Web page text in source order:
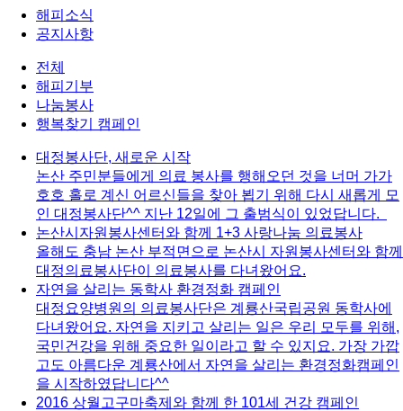
해피소식
공지사항
전체
해피기부
나눔봉사
행복찾기 캠페인
대정봉사단, 새로운 시작
논산 주민분들에게 의료 봉사를 행해오던 것을 너머 가가
호호 홀로 계신 어르신들을 찾아 뵙기 위해 다시 새롭게 모
인 대정봉사단^^ 지난 12일에 그 출범식이 있었답니다.
논산시자원봉사센터와 함께 1+3 사랑나눔 의료봉사
올해도 충남 논산 부적면으로 논산시 자원봉사센터와 함께
대정의료봉사단이 의료봉사를 다녀왔어요.
자연을 살리는 동학사 환경정화 캠페인
대정요양병원의 의료봉사단은 계룡산국립공원 동학사에
다녀왔어요. 자연을 지키고 살리는 일은 우리 모두를 위해,
국민건강을 위해 중요한 일이라고 할 수 있지요. 가장 가깝
고도 아름다운 계룡산에서 자연을 살리는 환경정화캠페인
을 시작하였답니다^^
2016 상월고구마축제와 함께 한 101세 건강 캠페인